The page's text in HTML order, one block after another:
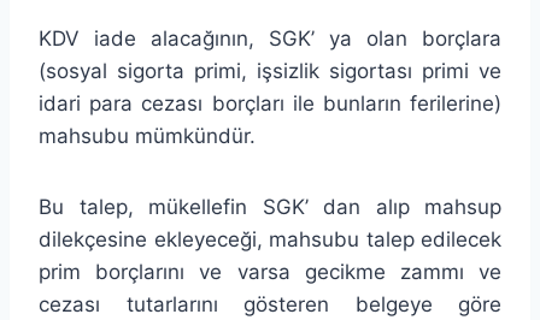
KDV iade alacağının, SGK’ ya olan borçlara
(sosyal sigorta primi, işsizlik sigortası primi ve
idari para cezası borçları ile bunların ferilerine)
mahsubu mümkündür.
Bu talep, mükellefin SGK’ dan alıp mahsup
dilekçesine ekleyeceği, mahsubu talep edilecek
prim borçlarını ve varsa gecikme zammı ve
cezası tutarlarını gösteren belgeye göre